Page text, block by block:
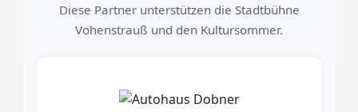
Diese Partner unterstützen die Stadtbühne
Vohenstrauß und den Kultursommer.